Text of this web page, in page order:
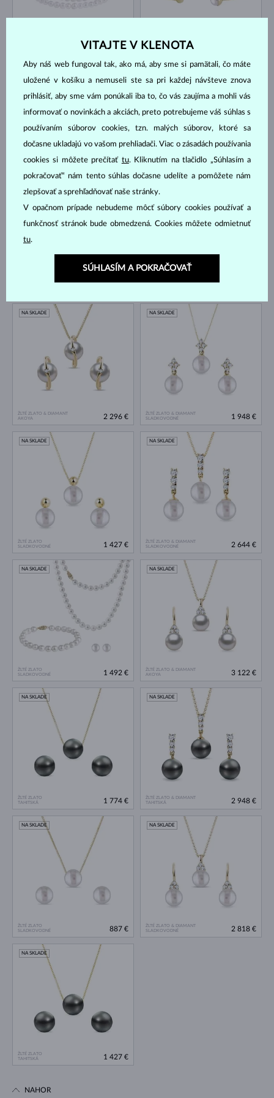
ŽLTÉ ZLATO & DIAMANT
AKOYA
3 035 €
ŽLTÉ ZLATO
SLADKOVODNÉ
800 €
ŽLTÉ ZLATO & DIAMANT
AKOYA
NA SKLADE
2 296 €
ŽLTÉ ZLATO & DIAMANT
SLADKOVODNÉ
NA SKLADE
1 948 €
ŽLTÉ ZLATO
SLADKOVODNÉ
NA SKLADE
1 427 €
ŽLTÉ ZLATO & DIAMANT
SLADKOVODNÉ
NA SKLADE
2 644 €
ŽLTÉ ZLATO
SLADKOVODNÉ
NA SKLADE
1 492 €
ŽLTÉ ZLATO & DIAMANT
AKOYA
NA SKLADE
3 122 €
ŽLTÉ ZLATO
TAHITSKÁ
NA SKLADE
1 774 €
ŽLTÉ ZLATO & DIAMANT
TAHITSKÁ
NA SKLADE
2 948 €
ŽLTÉ ZLATO
SLADKOVODNÉ
NA SKLADE
887 €
ŽLTÉ ZLATO & DIAMANT
SLADKOVODNÉ
NA SKLADE
2 818 €
ŽLTÉ ZLATO
TAHITSKÁ
NA SKLADE
1 427 €
NAHOR
VITAJTE V KLENOTA
Aby náš web fungoval tak, ako má, aby sme si pamätali, čo máte
uložené v košíku a nemuseli ste sa pri každej návšteve znova
prihlásiť, aby sme vám ponúkali iba to, čo vás zaujíma a mohli vás
informovať o novinkách a akciách, preto potrebujeme váš súhlas s
používaním súborov cookies, tzn. malých súborov, ktoré sa
dočasne ukladajú vo vašom prehliadači. Viac o zásadách používania
cookies si môžete prečítať tu. Kliknutím na tlačidlo „Súhlasím a
pokračovať“ nám tento súhlas dočasne udelíte a pomôžete nám
zlepšovať a sprehľadňovať naše stránky.
V opačnom prípade nebudeme môcť súbory cookies používať a
funkčnosť stránok bude obmedzená. Cookies môžete odmietnuť
tu.
SÚHLASÍM A POKRAČOVAŤ